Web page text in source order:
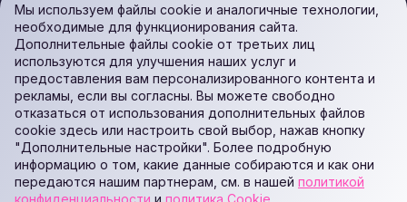
Мы используем файлы cookie и аналогичные технологии,
необходимые для функционирования сайта.
Дополнительные файлы cookie от третьих лиц
используются для улучшения наших услуг и
предоставления вам персонализированного контента и
рекламы, если вы согласны. Вы можете свободно
отказаться от использования дополнительных файлов
cookie здесь или настроить свой выбор, нажав кнопку
"Дополнительные настройки". Более подробную
информацию о том, какие данные собираются и как они
передаются нашим партнерам, см. в нашей политикой
конфиденциальности и политика Cookie